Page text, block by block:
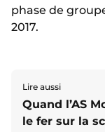
phase de
2017.
Lire aussi
Quand l’AS
le fer sur la